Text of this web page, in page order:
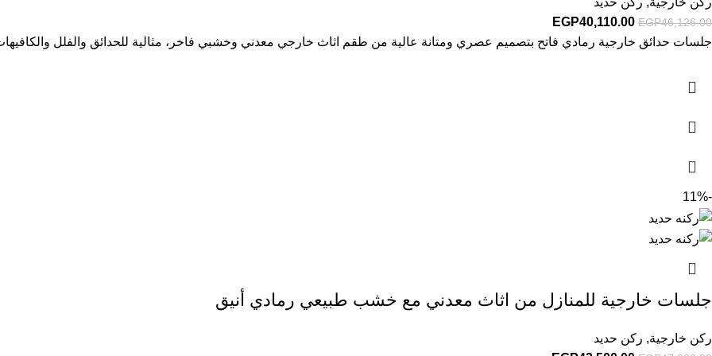
EGP46,126.00
EGP40,110.00
جلسات حدائق خارجية رمادي فاتح بتصميم عصري ومتانة عالية من طقم اثاث خارجي معدني وخشبي فاخر، مثالية للحدائق والفلل والكافيهات
-11%
جلسات خارجية للمنازل من اثاث معدني مع خشب طبيعي رمادي أنيق
ركن خارجية, ركن حديد